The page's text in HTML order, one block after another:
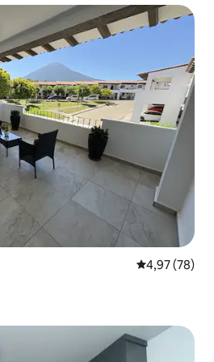
en beğenilenler arasında
5 üzerinden
4,97 (78)
en beğenilenler arasında